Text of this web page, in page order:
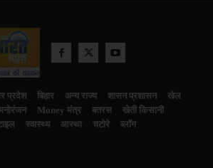
प्रदेश बिहार अन्य राज्य शासन प्रशासन
खेल
Money मंत्र बतरस
खेती किसानी
स्वास्थ्य आस्था चटोरे ब्लॉग